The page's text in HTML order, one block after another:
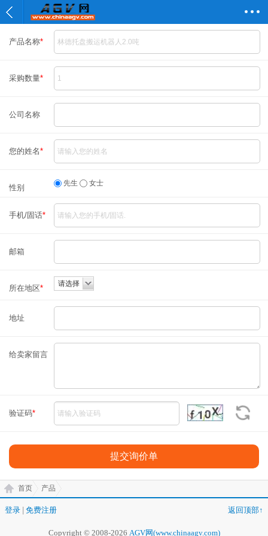
产品名称*
采购数量*
公司名称
您的姓名*
性别 先生 女士
手机/固话*
邮箱
所在地区* 请选择
地址
给卖家留言
验证码*
首页 产品
登录 免费注册 返回顶部↑
Copyright © 2008-2026 AGV网(www.chinaagv.com)